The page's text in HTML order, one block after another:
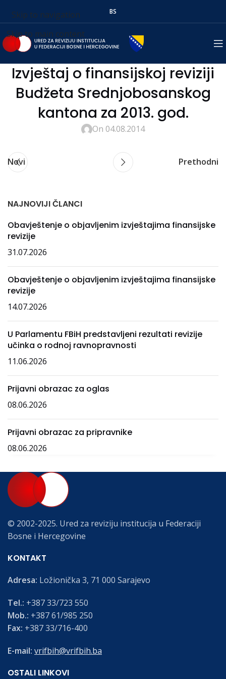
Skip to navigation
Skip to main content
BS
Izvještaj o finansijskoj reviziji
Budžeta Srednjobosanskog
kantona za 2013. god.
On 04.08.2014
Novi Prethodni
NAJNOVIJI ČLANCI
Obavještenje o objavljenim izvještajima finansijske
revizije
31.07.2026
Obavještenje o objavljenim izvještajima finansijske
revizije
14.07.2026
U Parlamentu FBiH predstavljeni rezultati revizije
učinka o rodnoj ravnopravnosti
11.06.2026
Prijavni obrazac za oglas
08.06.2026
Prijavni obrazac za pripravnike
08.06.2026
© 2002-2025. Ured za reviziju institucija u Federaciji
Bosne i Hercegovine
KONTAKT
Adresa: Ložionička 3, 71 000 Sarajevo
Tel.: +387 33/723 550
Mob.: +387 61/985 250
Fax: +387 33/716-400
E-mail: vrifbih@vrifbih.ba
OSTALI LINKOVI